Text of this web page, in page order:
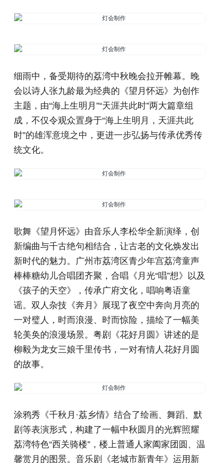
细雨中，备受期待的荔湾中秋晚会拉开帷幕。晚
会以诗人张九龄最为经典的《望月怀远》为创作
主题，由“海上生明月”“天涯共此时”两大篇章组
成，不仅令观众置身于“海上生明月，天涯共此
时”的雄浑意境之中，更进一步弘扬与传承优秀传
统文化。
歌舞《望月怀远》由音乐人李松华全新演绎，创
新编曲与千古绝句相结合，让古老的文化焕发出
新时代的魅力。广州市荔湾区青少年宫荔湾童声
棒棒糖幼儿合唱团齐聚，合唱《月光“唱”想》以及
《孩子的天空》，传承广府文化，唱响粤语童
谣。双人杂技《奔月》展现了夜空中奔向月亮的
一对璧人，时而浪漫、时而惊险，描绘了一幅美
轮美奂的浪漫场景。粤剧《花好月圆》讲述的是
柳毅为龙女三娘千里传书，一对有情人花好月圆
的故事。
涂鸦秀《千秋月·荔乡情》结合了绘画、舞蹈、默
剧等表演形式，构建了一幅中秋圆月的光辉照耀
荔湾特色“西关骑楼”，楼上普通人家阖家团圆、温
馨赏月的图景。音乐剧《老城市新青年》运用新